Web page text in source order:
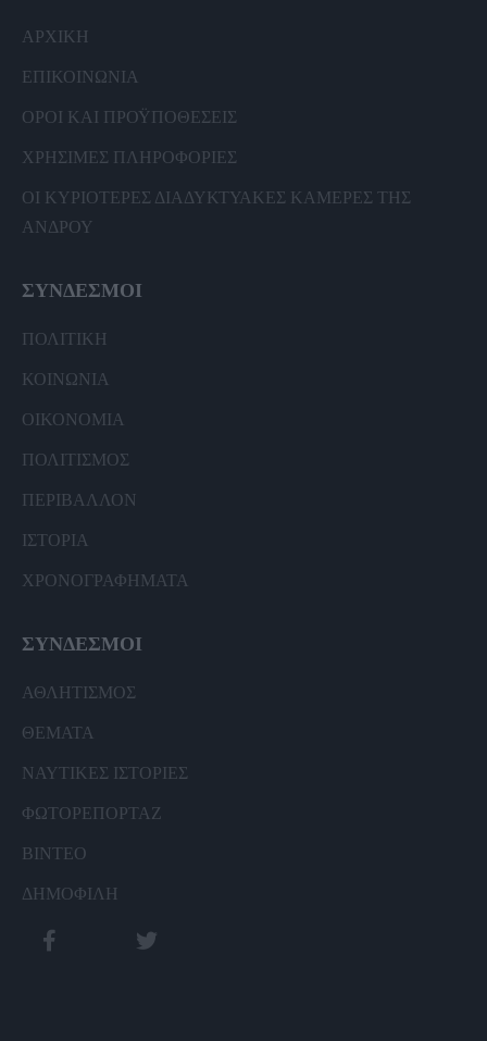
ΑΡΧΙΚΗ
ΕΠΙΚΟΙΝΩΝΙΑ
ΟΡΟΙ ΚΑΙ ΠΡΟΫΠΟΘΕΣΕΙΣ
ΧΡΗΣΙΜΕΣ ΠΛΗΡΟΦΟΡΙΕΣ
ΟΙ ΚΥΡΙΟΤΕΡΕΣ ΔΙΑΔΥΚΤΥΑΚΕΣ ΚΑΜΕΡΕΣ ΤΗΣ
ΑΝΔΡΟΥ
ΣΥΝΔΕΣΜΟΙ
ΠΟΛΙΤΙΚΗ
ΚΟΙΝΩΝΙΑ
ΟΙΚΟΝΟΜΙΑ
ΠΟΛΙΤΙΣΜΟΣ
ΠΕΡΙΒΑΛΛΟΝ
ΙΣΤΟΡΙΑ
ΧΡΟΝΟΓΡΑΦΗΜΑΤΑ
ΣΥΝΔΕΣΜΟΙ
ΑΘΛΗΤΙΣΜΟΣ
ΘΕΜΑΤΑ
ΝΑΥΤΙΚΕΣ ΙΣΤΟΡΙΕΣ
ΦΩΤΟΡΕΠΟΡΤΑΖ
ΒΙΝΤΕΟ
ΔΗΜΟΦΙΛΗ